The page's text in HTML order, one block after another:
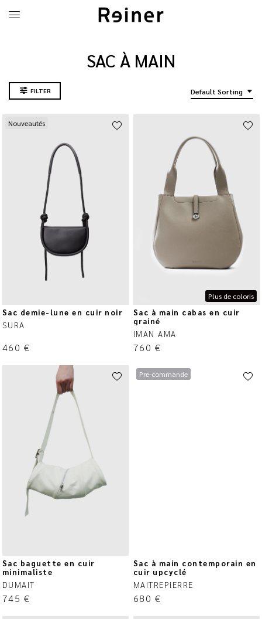
SAC À MAIN
FILTER Default Sorting
Nouveautés
Sac demie-lune en cuir noir
SURA
460 €
Plus de coloris
Sac à main cabas en cuir
grainé
IMAN AMA
760 €
Sac baguette en cuir
minimaliste
DUMAIT
745 €
Pre-commande
Sac à main contemporain en
cuir upcyclé
MAITREPIERRE
680 €